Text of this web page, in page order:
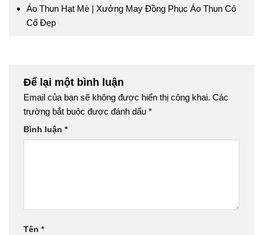
Áo Thun Hạt Mè | Xưởng May Đồng Phục Áo Thun Có
Cổ Đẹp
Để lại một bình luận
Email của bạn sẽ không được hiển thị công khai. Các
trường bắt buộc được đánh dấu *
Bình luận *
Tên *